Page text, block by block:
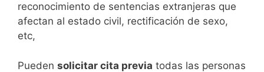
reconocimiento de sentencias extranjeras que
afectan al estado civil, rectificación de sexo,
etc,
​Pueden solicitar cita previa todas las personas